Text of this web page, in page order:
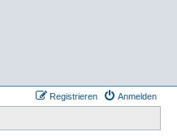
Anmelden
Registrieren